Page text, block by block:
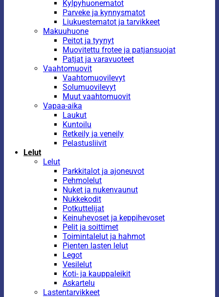
Kylpyhuonematot
Parveke ja kynnysmatot
Liukuestematot ja tarvikkeet
Makuuhuone
Peitot ja tyynyt
Muovitettu frotee ja patjansuojat
Patjat ja varavuoteet
Vaahtomuovit
Vaahtomuovilevyt
Solumuovilevyt
Muut vaahtomuovit
Vapaa-aika
Laukut
Kuntoilu
Retkeily ja veneily
Pelastusliivit
Lelut
Lelut
Parkkitalot ja ajoneuvot
Pehmolelut
Nuket ja nukenvaunut
Nukkekodit
Potkuttelijat
Keinuhevoset ja keppihevoset
Pelit ja soittimet
Toimintalelut ja hahmot
Pienten lasten lelut
Legot
Vesilelut
Koti- ja kauppaleikit
Askartelu
Lastentarvikkeet